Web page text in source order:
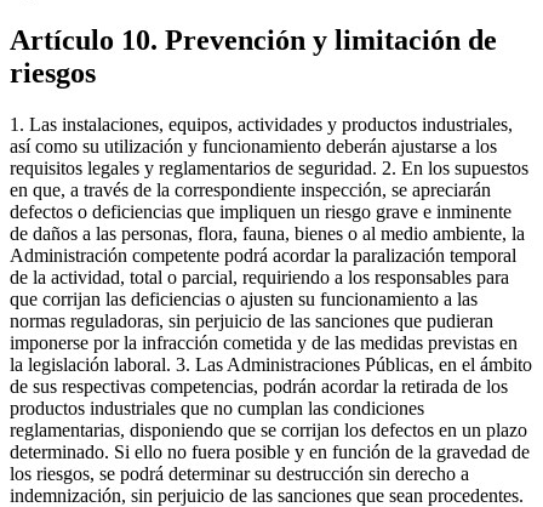
Artículo 10. Prevención y limitación de
riesgos
1. Las instalaciones, equipos, actividades y productos industriales,
así como su utilización y funcionamiento deberán ajustarse a los
requisitos legales y reglamentarios de seguridad. 2. En los supuestos
en que, a través de la correspondiente inspección, se apreciarán
defectos o deficiencias que impliquen un riesgo grave e inminente
de daños a las personas, flora, fauna, bienes o al medio ambiente, la
Administración competente podrá acordar la paralización temporal
de la actividad, total o parcial, requiriendo a los responsables para
que corrijan las deficiencias o ajusten su funcionamiento a las
normas reguladoras, sin perjuicio de las sanciones que pudieran
imponerse por la infracción cometida y de las medidas previstas en
la legislación laboral. 3. Las Administraciones Públicas, en el ámbito
de sus respectivas competencias, podrán acordar la retirada de los
productos industriales que no cumplan las condiciones
reglamentarias, disponiendo que se corrijan los defectos en un plazo
determinado. Si ello no fuera posible y en función de la gravedad de
los riesgos, se podrá determinar su destrucción sin derecho a
indemnización, sin perjuicio de las sanciones que sean procedentes.